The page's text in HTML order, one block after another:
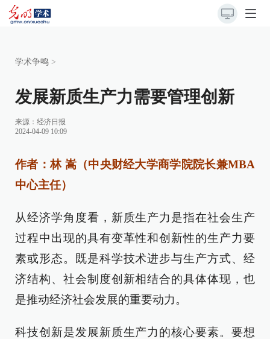
学术争鸣 >
发展新质生产力需要管理创新
来源： 经济日报
2024-04-09 10:09
作者：林 嵩（中央财经大学商学院院长兼MBA
中心主任）
从经济学角度看，新质生产力是指在社会生产
过程中出现的具有变革性和创新性的生产力要
素或形态。既是科学技术进步与生产方式、经
济结构、社会制度创新相结合的具体体现，也
是推动经济社会发展的重要动力。
科技创新是发展新质生产力的核心要素。要想